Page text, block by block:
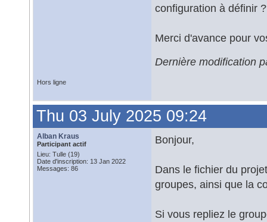
configuration à définir ?
Merci d'avance pour
Dernière modification
Hors ligne
Thu 03 July 2025 09:24
Alban Kraus
Participant actif
Lieu: Tulle (19)
Date d'inscription: 13 Jan 2022
Messages: 86
Bonjour,
Dans le fichier du
groupes, ainsi que la
Si vous repliez le